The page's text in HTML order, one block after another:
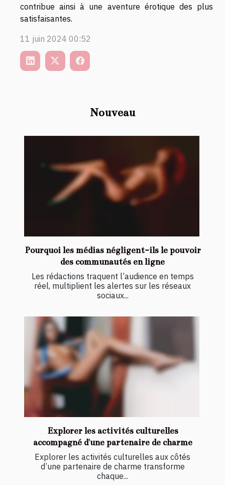
Nouveau
Pourquoi les médias négligent-ils le pouvoir
des communautés en ligne
Les rédactions traquent l’audience en temps
réel, multiplient les alertes sur les réseaux
sociaux...
Explorer les activités culturelles
accompagné d'une partenaire de charme
Explorer les activités culturelles aux côtés
d’une partenaire de charme transforme
chaque...
contribue ainsi à une aventure érotique des plus
satisfaisantes.
11 juin 2024 00:52